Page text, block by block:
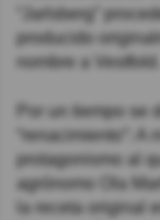
“Jarlsberg”
producido
nombre a Vestfold.
Por un tiempo
“renacimiento”:
protagonismo al
agrónomo Ola
la receta original